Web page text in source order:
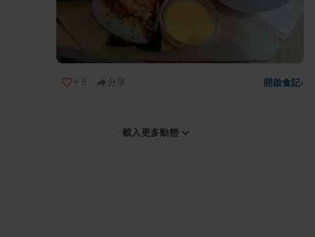
+ 5 分享 開啟食記›
載入更多動態